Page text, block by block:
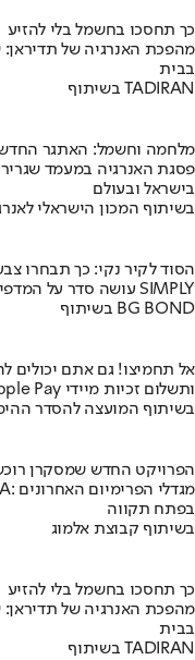
כך תחסכו בחשמל בלי להזיע
מהפכת האנרגיה של
בבית
בשיתוף TADIRAN
מלחמה וחשמל: האתגר
פסגת האנרגיה במעמד
בישראל ובעולם
בשיתוף המכון הישראלי
הסוד לקיר נקי: כך תבחרו
מומחה BG BOND עושה סדר על המדפים ומציג את מותג הצבע SIMPLY
בשיתוף BG BOND
אל תחמיצו! גם אתם יכולים
יחסי הימור משופרים, הפקדות ב-Apple Pay ותשלום זכיות מיידי
בשיתוף המועצה להסדר
הפרויקט החדש שמסקרן
בפתח תקווה
בשיתוף קבוצת אלמוג
כך תחסכו בחשמל בלי להזיע
מהפכת האנרגיה של
בבית
בשיתוף TADIRAN